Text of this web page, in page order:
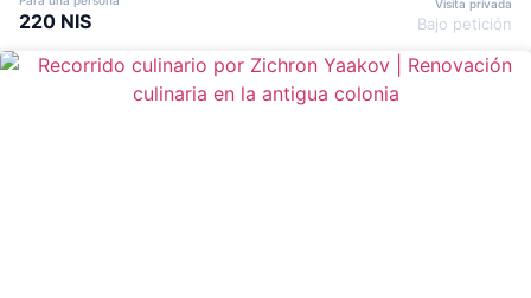
220 NIS
Visita privada
Bajo petición